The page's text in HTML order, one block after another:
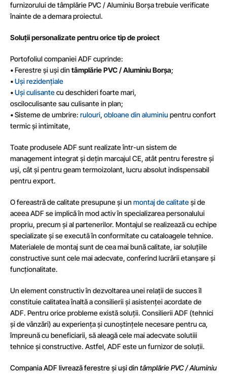
furnizorului detâmplărie PVC / Aluminiu Borșa trebuie verificate
înainte de a demara proiectul.
Soluții personalizate pentru orice tip de proiect
Portofoliul companiei ADF cuprinde:
• Ferestre și uși din tâmplărie PVC / Aluminiu Borșa;
•Uși rezidențiale
•Uși culisantecu deschideri foarte mari,
osciloculisante sau culisante in plan;
• Sisteme de umbrire: rulouri, obloane din aluminiu pentru confort
termic și intimitate,
Toate produsele ADF sunt realizate într-un sistem de
management integrat și dețin marcajul CE, atât pentru ferestre și
uși, cât și pentru geam termoizolant, lucru absolut indispensabil
pentru export.
O fereastră de calitate presupune și un montaj de calitateși de
aceea ADF se implică în mod activ în specializarea personalului
propriu, precum și al partenerilor. Montajul se realizează cu echipe
specializate și se execută în conformitate cu cataloagele tehnice.
Materialele de montaj sunt de cea mai bună calitate, iar soluțiile
constructive sunt cele mai adecvate, conferind lucrării etanșare și
funcționalitate.
Un element constructiv în dezvoltarea unei relații de succes îl
constituie calitatea înaltă a consilierii și asistenței acordate de
ADF. Pentru orice probleme există soluții. Consilierii ADF (tehnici
și de vânzări) au experiența și cunoștințele necesare pentru ca,
împreună cu beneficiarii, să aleagă cele mai adecvate solutiii
tehnice și constructive. Astfel, ADF este un furnizor de soluții.
Compania ADF livrează ferestre și uși din tâmplărie PVC / Aluminiu